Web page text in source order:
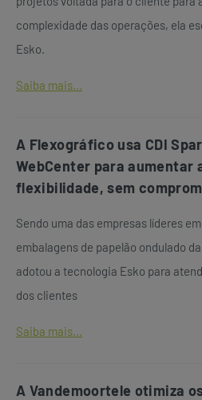
complexidade das operações, ela
Esko.
Saiba mais...
A Flexográfico usa CDI
WebCenter para aumentar
flexibilidade, sem
Sendo uma das empresas líderes
embalagens de papelão ondulado
adotou a tecnologia Esko para
dos clientes
Saiba mais...
A Vandemoortele otimiza